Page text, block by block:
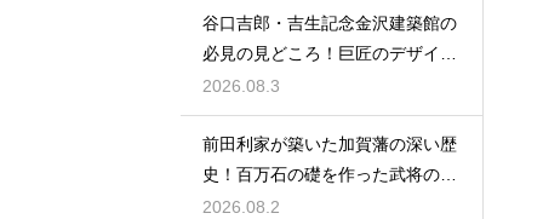
谷口吉郎・吉生記念金沢建築館の
必見の見どころ！巨匠のデザイン
の神髄
2026.08.3
前田利家が築いた加賀藩の深い歴
史！百万石の礎を作った武将の生
涯に迫る
2026.08.2